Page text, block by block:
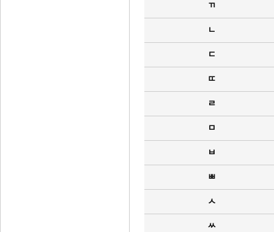
ㄲ
ㄴ
ㄷ
ㄸ
ㄹ
ㅁ
ㅂ
ㅃ
ㅅ
ㅆ